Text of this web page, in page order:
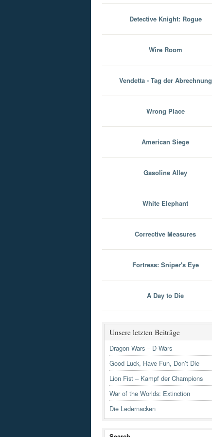
Detective Knight: Rogue
Wire Room
Vendetta - Tag der Abrechnung
Wrong Place
American Siege
Gasoline Alley
White Elephant
Corrective Measures
Fortress: Sniper's Eye
A Day to Die
Unsere letzten Beiträge
Dragon Wars – D-Wars
Good Luck, Have Fun, Don’t Die
Lion Fist – Kampf der Champions
War of the Worlds: Extinction
Die Ledernacken